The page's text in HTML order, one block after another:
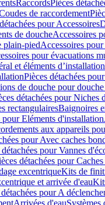
RaccordsPièces
de raccordement
pour Accessoires
de doucheAccessoires
plain-piedAccessoires
pour évacuations
et éléments
Pièces détachées
de douche pour
détachées pour Niches
rectangulairesBaignoires
pour Eléments d'installation
aux appareils
pour Avec caches
détachées pour Vannes
détachées pour
excentriqueKits de
et arrivée d'eau
pour A
Arrivées d'eauSystèmes